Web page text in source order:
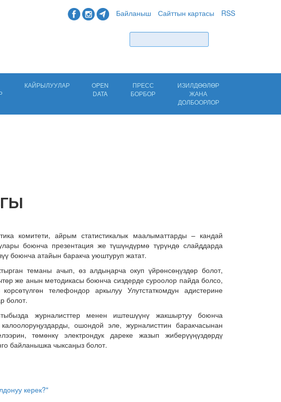
Байланыш Сайттын картасы RSS
КАЙРЫЛУУЛАР
OPEN
DATA
ПРЕСС
БОРБОР
ИЗИЛДӨӨЛӨР
ЖАНА
ДОЛБООРЛОР
комитети, айрым статистикалык маалыматтарды – кандай
боюнча презентация же түшүндүрмө түрүндө слайддарда
боюнча атайын баракча уюштуруп жатат.
теманы ачып, өз алдыңарча окуп үйрөнсөңүздөр болот,
же анын методикасы боюнча сиздерде суроолор пайда болсо,
телефондор аркылуу Улутстаткомдун адистерине
болот.
журналисттер менен иштешүүнү жакшыртуу боюнча
ошондой эле, журналисттин баракчасынан
төмөнкү электрондук дареке жазып жиберүүңүздөрдү
байланышка чыксаңыз болот.
керек?"